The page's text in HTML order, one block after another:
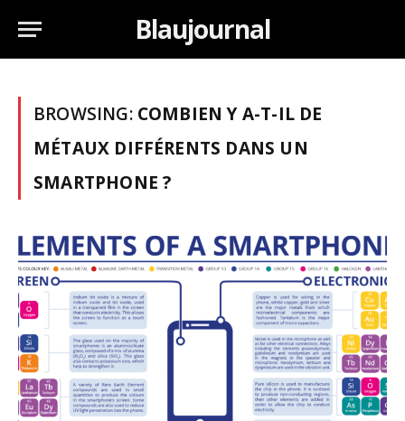
Blaujournal
BROWSING: COMBIEN Y A-T-IL DE
MÉTAUX DIFFÉRENTS DANS UN
SMARTPHONE ?